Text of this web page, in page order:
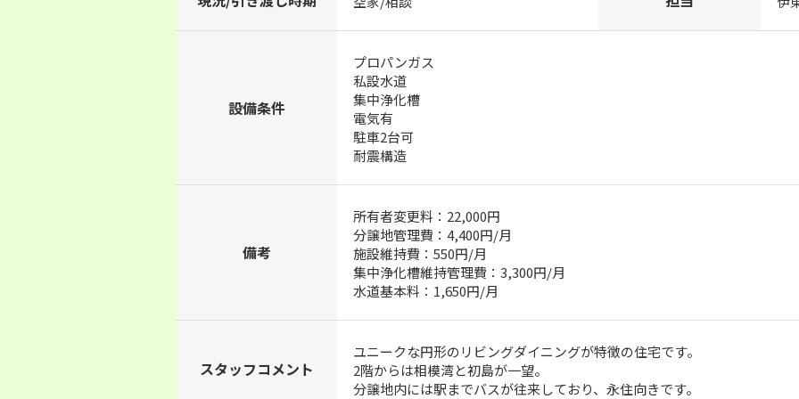
設備条件
プロパンガス
私設水道
集中浄化槽
電気有
駐車2台可
耐震構造
備考
所有者変更料：22,000円
分譲地管理費：4,400円/月
施設維持費：550円/月
集中浄化槽維持管理費：3,300円/月
水道基本料：1,650円/月
スタッフコメント
ユニークな円形のリビングダイニングが特徴の住宅です。
2階からは相模湾と初島が一望。
分譲地内には駅までバスが往来しており、永住向きです。